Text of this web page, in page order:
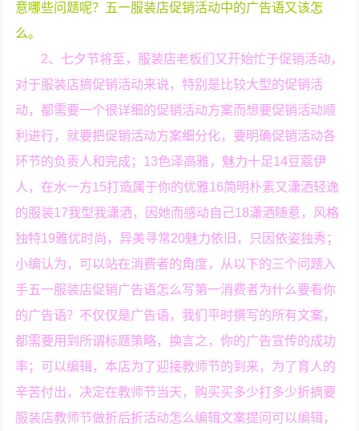
意哪些问题呢？五一服装店促销活动中的广告语又该怎
么。
2、七夕节将至，服装店老板们又开始忙于促销活动，
对于服装店搞促销活动来说，特别是比较大型的促销活
动，都需要一个很详细的促销活动方案而想要促销活动顺
利进行，就要把促销活动方案细分化，要明确促销活动各
环节的负责人和完成；13色泽高雅，魅力十足14豆蔻伊
人，在水一方15打造属于你的优雅16简明朴素又潇洒轻逸
的服装17我型我潇洒，因她而感动自己18潇洒随意，风格
独特19雅优时尚，异美寻常20魅力依旧，只因依姿独秀；
小编认为，可以站在消费者的角度，从以下的三个问题入
手五一服装店促销广告语怎么写第一消费者为什么要看你
的广告语？不仅仅是广告语，我们平时撰写的所有文案，
都需要用到所谓标题策略，换言之，你的广告宣传的成功
率；可以编辑，本店为了迎接教师节的到来，为了育人的
辛苦付出，决定在教师节当天，购买买多少打多少折摘要
服装店教师节做折后折活动怎么编辑文案提问可以编辑，